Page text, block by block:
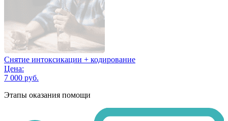
Снятие интоксикации + кодирование
Цена:
7 000 руб.
Этапы оказания помощи